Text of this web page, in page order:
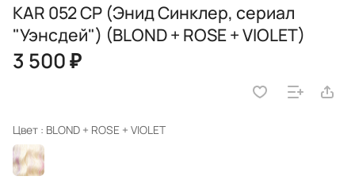
KAR 052 CP (Энид Синклер, сериал
"Уэнсдей") (BLOND + ROSE + VIOLET)
3 500 ₽
Цвет : BLOND + ROSE + VIOLET